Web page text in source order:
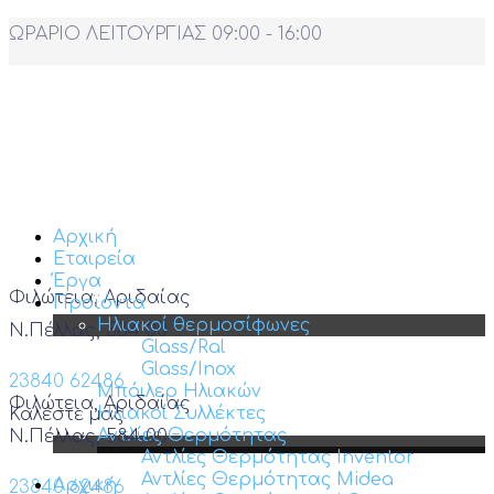
ΩΡΑΡΙΟ ΛΕΙΤΟΥΡΓΙΑΣ 09:00 - 16:00
Φιλώτεια, Αριδαίας
Ν.Πέλλας, 584 00
23840 62486
Καλέστε μας
Αρχική
Εταιρεία
Έργα
Προϊόντα
Ηλιακοί θερμοσίφωνες
Glass/Ral
Glass/Inox
Μπόιλερ Ηλιακών
Ηλιακοί Συλλέκτες
Αντλίες Θερμότητας
Αντλίες Θερμότητας Inventor
Αντλίες Θερμότητας Midea
Φιλώτεια, Αριδαίας
Ν.Πέλλας, 584 00
23840 62486
Αρχική